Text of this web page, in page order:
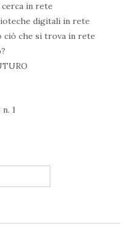
in rete
digitali in rete
ciò che si trova in rete
1